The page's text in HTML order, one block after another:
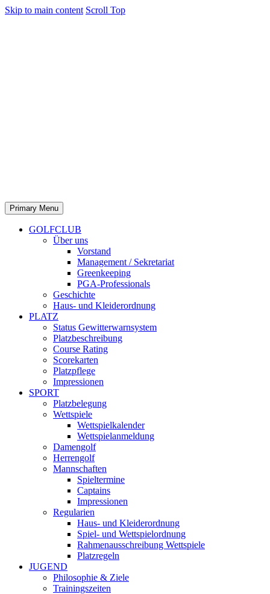
Skip to main content Scroll Top
Primary Menu
GOLFCLUB
Über uns
Vorstand
Management / Sekretariat
Greenkeeping
PGA-Professionals
Geschichte
Haus- und Kleiderordnung
PLATZ
Status Gewitterwarnsystem
Platzbeschreibung
Course Rating
Scorekarten
Platzpflege
Impressionen
SPORT
Platzbelegung
Wettspiele
Wettspielkalender
Wettspielanmeldung
Damengolf
Herrengolf
Mannschaften
Spieltermine
Captains
Impressionen
Regularien
Haus- und Kleiderordnung
Spiel- und Wettspielordnung
Rahmenausschreibung Wettspiele
Platzregeln
JUGEND
Philosophie & Ziele
Trainingszeiten